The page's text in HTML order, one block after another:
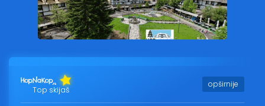
Top skijaš
opširnije